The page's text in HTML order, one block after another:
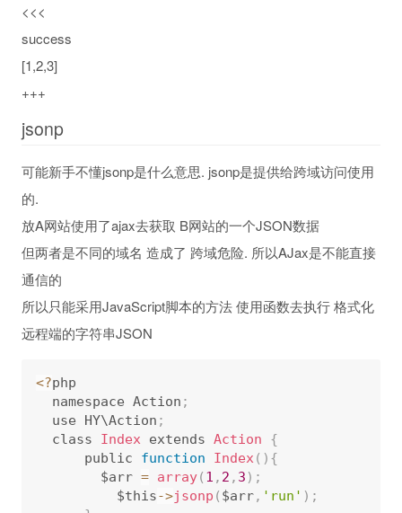
<<<
success
[1,2,3]
+++
jsonp
可能新手不懂jsonp是什么意思. jsonp是提供给跨域访问使用
的.
放A网站使用了ajax去获取 B网站的一个JSON数据
但两者是不同的域名 造成了 跨域危险. 所以AJax是不能直接
通信的
所以只能采用JavaScript脚本的方法 使用函数去执行 格式化
远程端的字符串JSON
<?php
  namespace Action
;
  use HY\Action
;
  class
Index extends Action
{
      public
function Index ( ) {
      	$arr
= array( 1 , 2 , 3 ) ;
          $this
->jsonp ( $arr, 'run' ) ;